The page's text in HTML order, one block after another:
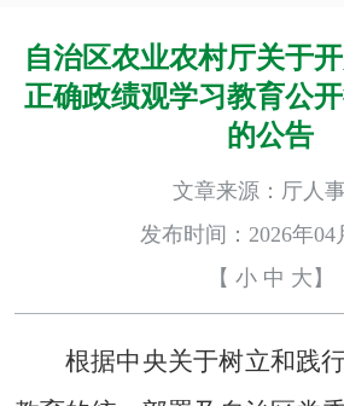
自治区农业农村厅关于
正确政绩观学习教育公
的公告
文章来源：厅人
发布时间：2026年04
【 小 中 大 】
根据中央关于树立和践